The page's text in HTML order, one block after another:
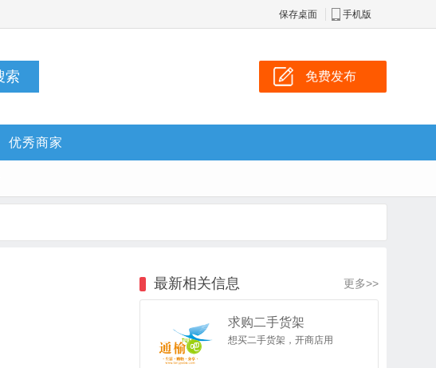
保存桌面 手机版
免费发布
优秀商家
最新相关信息 更多>>
求购二手货架
想买二手货架，开商店用